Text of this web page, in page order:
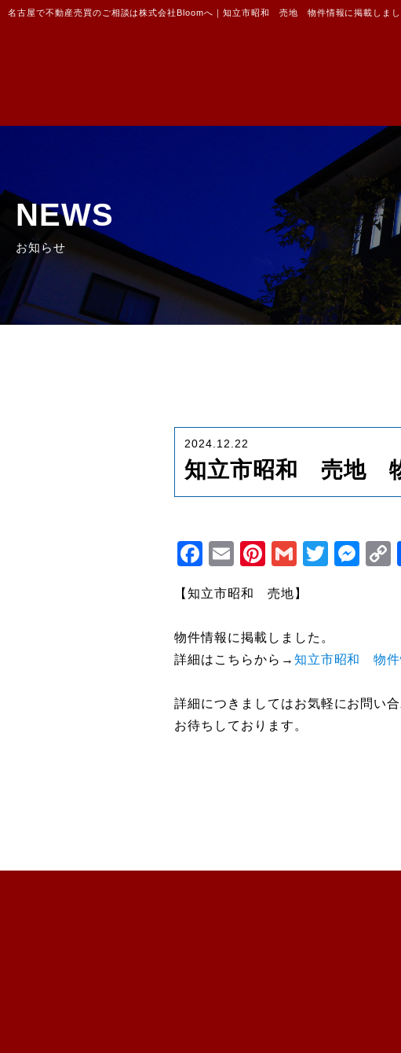
名古屋で不動産売買のご相談は株式会社Bloomへ｜知立市昭和 売地 物件情報に掲載しまし
NEWS
お知らせ
2024.12.22
知立市昭和 売地 物
Facebook
EmailPinterest
Gmail
【知立市昭和 売地】
物件情報に掲載しました。
詳細はこちらから→ 知立市昭和 物件
詳細につきましてはお気軽にお問い合
お待ちしております。